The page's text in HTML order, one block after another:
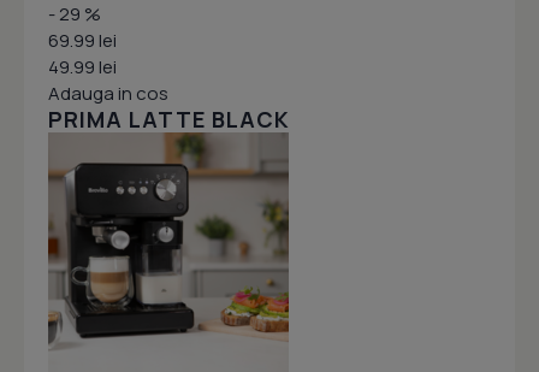
- 29 %
69.99 lei
49.99 lei
Adauga in cos
PRIMA LATTE BLACK